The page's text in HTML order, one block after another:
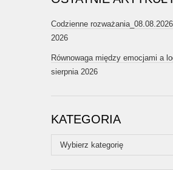
Codzienne rozważania_08.08.2026
2026
Równowaga między emocjami a
sierpnia 2026
KATEGORIA
Kategoria